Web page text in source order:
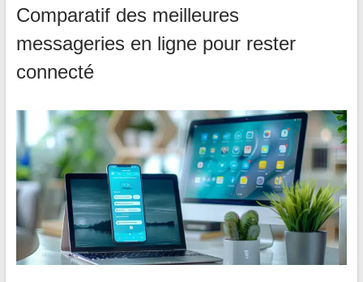
Comparatif des meilleures
messageries en ligne pour rester
connecté